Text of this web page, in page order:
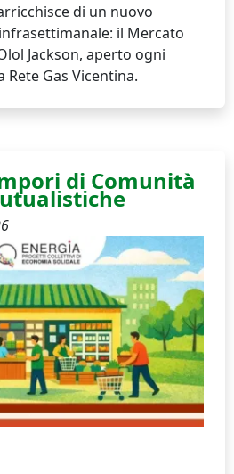
di un nuovo
il Mercato
Jackson, aperto ogni
Gas Vicentina.
di Comunità